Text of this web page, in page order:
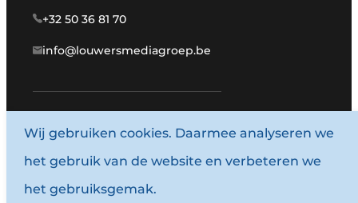
+32 50 36 81 70
info@louwersmediagroep.be
www.louwersmediagroep.com
© 1987 - 2026 Louwersmediagroep.
Algemene voorwaarden
Wij gebruiken cookies. Daarmee analyseren we
het gebruik van de website en verbeteren we
het gebruiksgemak.